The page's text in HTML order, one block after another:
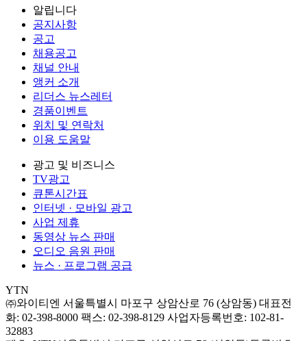
알립니다
공지사항
공고
채용공고
채널 안내
앵커 소개
리더스 뉴스레터
경품이벤트
위치 및 연락처
이용 도움말
광고 및 비즈니스
TV광고
큐톤시간표
인터넷 · 모바일 광고
사업 제휴
동영상 뉴스 판매
오디오 음원 판매
뉴스 · 프로그램 공급
YTN
㈜와이티엔 서울특별시 마포구 상암산로 76 (상암동) 대표전
화: 02-398-8000 팩스: 02-398-8129 사업자등록번호: 102-81-
32883